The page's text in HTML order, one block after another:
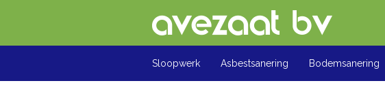
Sloopwerk Asbestsanering Bodemsanering